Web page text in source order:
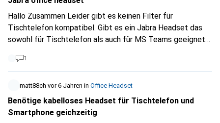
momentan zum Jabra Evolve2 85. Habt ihr Empfehlungen
oder Erfahrungen? Vielen Dank!
Hallo Zusammen Leider gibt es keinen Filter für
Tischtelefon kompatibel. Gibt es ein Jabra Headset das
sowohl für Tischtelefon als auch für MS Teams geeignet
finden dass es für Tischtelefon geeignet ist, dieses war
aber nicht MS Teams kompatibel. Sonst sollte es
Kabellos, ON Ear beidseitig sein. Geräuschunterdrückung
wäre auch super. Kann mir da bitte jemand weiterhelfen?
1
matt88ch vor 6 Jahren in Office Headset
Benötige kabelloses Headset für Tischtelefon und
Smartphone geichzeitig